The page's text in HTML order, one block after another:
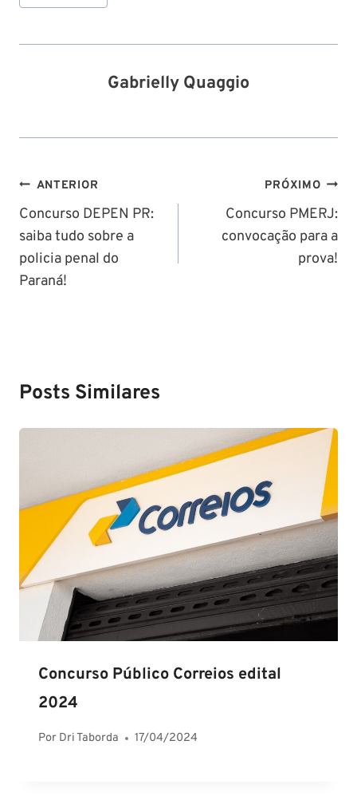
Gabrielly Quaggio
Navegação
de
Post
ANTERIOR
Concurso DEPEN PR:
saiba tudo sobre a
policia penal do
Paraná!
PRÓXIMO
Concurso PMERJ:
convocação para a
prova!
Posts Similares
Concurso Público Correios edital
2024
Por Dri Taborda 17/04/2024